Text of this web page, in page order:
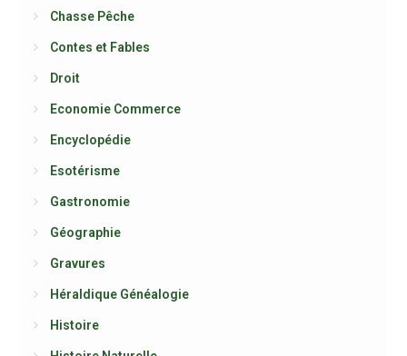
Chasse Pêche
Contes et Fables
Droit
Economie Commerce
Encyclopédie
Esotérisme
Gastronomie
Géographie
Gravures
Héraldique Généalogie
Histoire